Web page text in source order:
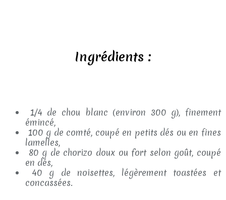
Ingrédients :
1/4 de chou blanc (environ 300 g), finement
émincé,
100 g de comté, coupé en petits dés ou en fines
lamelles,
80 g de chorizo doux ou fort selon goût, coupé
en dés,
40 g de noisettes, légèrement toastées et
concassées.